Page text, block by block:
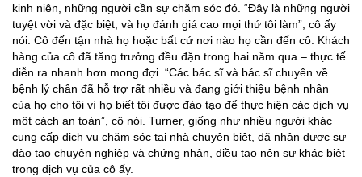
kinh niên, những người cần sự chăm sóc đó. “Đây là những người
tuyệt vời và đặc biệt, và họ đánh giá cao mọi thứ tôi làm”, cô ấy
nói. Cô đến tận nhà họ hoặc bất cứ nơi nào họ cần đến cô. Khách
hàng của cô đã tăng trưởng đều đặn trong hai năm qua – thực tế
diễn ra nhanh hơn mong đợi. “Các bác sĩ và bác sĩ chuyên về
bệnh lý chân đã hỗ trợ rất nhiều và đang giới thiệu bệnh nhân
của họ cho tôi vì họ biết tôi được đào tạo để thực hiện các dịch vụ
một cách an toàn”, cô nói. Turner, giống như nhiều người khác
cung cấp dịch vụ chăm sóc tại nhà chuyên biệt, đã nhận được sự
đào tạo chuyên nghiệp và chứng nhận, điều tạo nên sự khác biệt
trong dịch vụ của cô ấy.